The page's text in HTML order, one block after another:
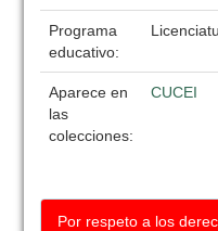
Programa
educativo:
Aparece en
las
colecciones:
CUCEI
Por respeto a los